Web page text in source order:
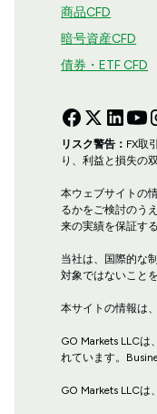
商品CFD
暗号資産CFD
債券・ETF CFD
リスク警告： FX取
り、利益と損失の
本ウェブサイトの
るかをご検討のう
来の実績を保証す
当社は、国際的な
対象ではないこと
本サイトの情報は
GO Markets LLC
れています。
GO Markets LLCは